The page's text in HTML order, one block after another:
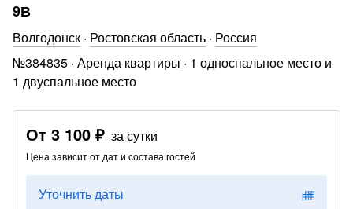
9В
Волгодонск · Ростовская область · Россия
№384835 · Аренда квартиры · 1 односпальное место и
1 двуспальное место
От 3 100 ₽ за сутки
Цена зависит от дат и состава гостей
Уточнить даты